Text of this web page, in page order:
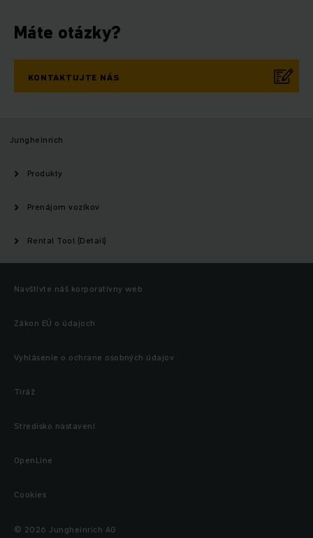
Máte otázky?
KONTAKTUJTE NÁS
Jungheinrich
Produkty
Prenájom vozíkov
Rental Tool (Detail)
Navštívte náš korporatívny web
Zákon EÚ o údajoch
Vyhlásenie o ochrane osobných údajov
Tiráž
Stredisko nastavení
OpenLine
Cookies
© 2026 Jungheinrich AG